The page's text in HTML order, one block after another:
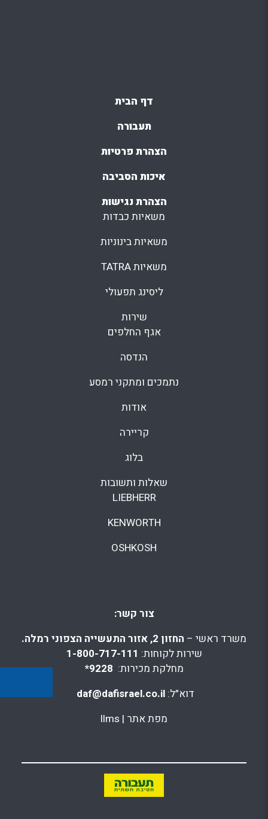
דף הבית
תעבורה
הצהרת פרטיות
איכות הסביבה
הצהרת נגישות
משאיות כבדות
משאיות בינוניות
משאיות TATRA
ליסינג תפעולי
שירות
אגף החלפים
הנדסה
נתמכים ומתקני רמסע
אודות
קריירה
בלוג
שאלות ותשובות
LIEBHERR
KENWORTH
OSHKOSH
צור קשר:
משרד ראשי – החזון 2, אזור התעשייה הצפוני רמלה.
שירות לקוחות: 1-800-717-111
מחלקת מכירות: 9228*
דוא״ל: daf@dafisrael.co.il
מפת אתר |
llms